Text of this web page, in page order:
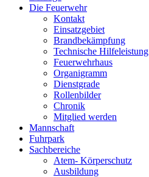
Die Feuerwehr
Kontakt
Einsatzgebiet
Brandbekämpfung
Technische Hilfeleistung
Feuerwehrhaus
Organigramm
Dienstgrade
Rollenbilder
Chronik
Mitglied werden
Mannschaft
Fuhrpark
Sachbereiche
Atem- Körperschutz
Ausbildung